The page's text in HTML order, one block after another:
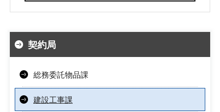
契約局
総務委託物品課
建設工事課